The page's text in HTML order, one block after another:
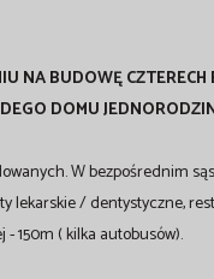
NA BUDOWĘ
DOMU
W bezpośrednim
lekarskie / dentystyczne,
150m ( kilka autobusów).